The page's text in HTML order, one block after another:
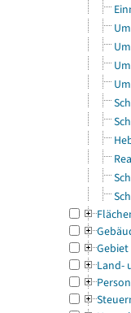
Gebiet
Land-